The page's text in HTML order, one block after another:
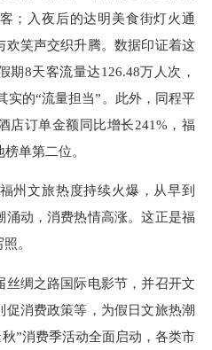
；入夜后的达明美食街灯火通
欢笑声交织升腾。数据印证着这
期8天客流量达126.48万人次，
实的“流量担当”。此外，同程平
店订单金额同比增长241%，福
单第二位。
文旅热度持续火爆，从早到
动，消费热情高涨。这正是福
。
绸之路国际电影节，并召开文
消费政策等，为假日文旅热潮
”消费季活动全面启动，各类市